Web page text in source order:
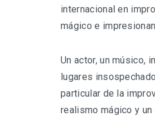
internacional en
mágico e
Un actor, un músico,
lugares
particular de la
realismo mágico y